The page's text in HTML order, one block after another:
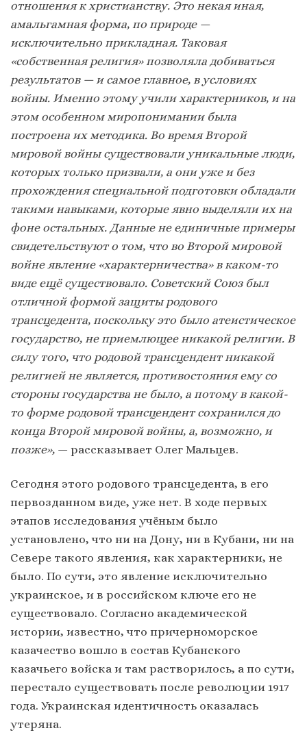
отношения к христианству. Это некая иная,
амальгамная форма, по природе —
исключительно прикладная. Таковая
«собственная религия» позволяла добиваться
результатов — и самое главное, в условиях
войны. Именно этому учили характерников, и на
этом особенном миропонимании была
построена их методика. Во время Второй
мировой войны существовали уникальные люди,
которых только призвали, а они уже и без
прохождения специальной подготовки обладали
такими навыками, которые явно выделяли их на
фоне остальных. Данные не единичные примеры
свидетельствуют о том, что во Второй мировой
войне явление «характерничества» в каком-то
виде ещё существовало. Советский Союз был
отличной формой защиты родового
трансцедента, поскольку это было атеистическое
государство, не приемлющее никакой религии. В
силу того, что родовой трансцендент никакой
религией не является, противостояния ему со
стороны государства не было, а потому в какой-
то форме родовой трансцендент сохранился до
конца Второй мировой войны, а, возможно, и
позже», — рассказывает Олег Мальцев.
Сегодня этого родового трансцедента, в его
первозданном виде, уже нет. В ходе первых
этапов исследования учёным было
установлено, что ни на Дону, ни в Кубани, ни на
Севере такого явления, как характерники, не
было. По сути, это явление исключительно
украинское, и в российском ключе его не
существовало. Согласно академической
истории, известно, что причерноморское
казачество вошло в состав Кубанского
казачьего войска и там растворилось, а по сути,
перестало существовать после революции 1917
года. Украинская идентичность оказалась
утеряна.